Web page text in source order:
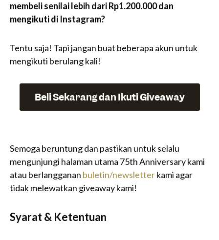
membeli senilai lebih dari Rp1.200.000 dan
mengikuti di Instagram?
Tentu saja! Tapi jangan buat beberapa akun untuk
mengikuti berulang kali!
Beli Sekarang dan Ikuti Giveaway
Semoga beruntung dan pastikan untuk selalu
mengunjungi halaman utama 75th Anniversary kami
atau berlangganan buletin/newsletterkami agar
tidak melewatkan giveaway kami!
Syarat & Ketentuan